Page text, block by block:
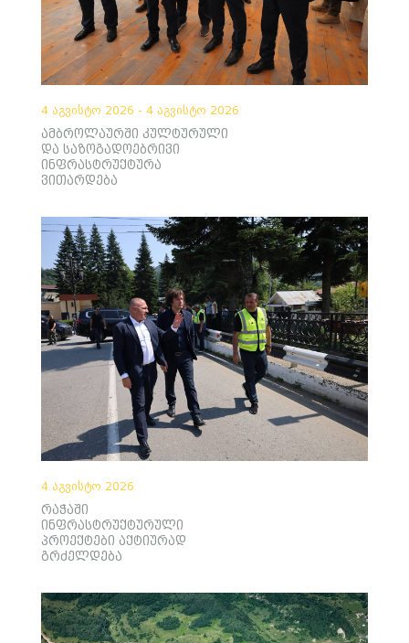
4 აგვისტო 2026 - 4 აგვისტო 2026
ამბროლაურში კულტურული
და საზოგადოებრივი
ინფრასტრუქტურა
ვითარდება
4 აგვისტო 2026
რაჭაში
ინფრასტრუქტურული
პროექტები აქტიურად
გრძელდება